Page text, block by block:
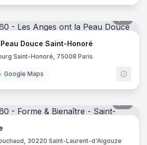
Douce Saint-Honoré
Saint-Honoré, 75008 Paris
Google Maps
30220 Saint-Laurent-d'Aigouze